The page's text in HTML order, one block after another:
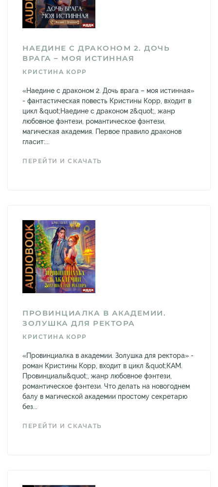
НАЕДИНЕ С ДРАКОНОМ 2. ДОЧЬ
ВРАГА – МОЯ ИСТИННАЯ
КРИСТИНА КОРР
«Наедине с драконом 2. Дочь врага – моя истинная»
- фантастическая повесть Кристины Корр, входит в
цикл &quot;Наедине с драконом 2&quot;, жанр
любовное фэнтези, романтическое фэнтези,
магическая академия. Первое правило драконов
гласит:...
ПЕРЕЙТИ И СКАЧАТЬ
ПРОВИНЦИАЛКА В АКАДЕМИИ.
ЗОЛУШКА ДЛЯ РЕКТОРА
КРИСТИНА КОРР
«Провинциалка в академии. Золушка для ректора» -
роман Кристины Корр, входит в цикл &quot;КАМ.
Провинциалы&quot;, жанр любовное фэнтези,
романтическое фэнтези. Что делать на новогоднем
балу в магической академии простому секретарю
без...
ПЕРЕЙТИ И СКАЧАТЬ